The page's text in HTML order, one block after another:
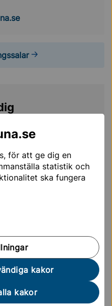
för att ge dig en
statistik och
ska fungera
kakor
kakor